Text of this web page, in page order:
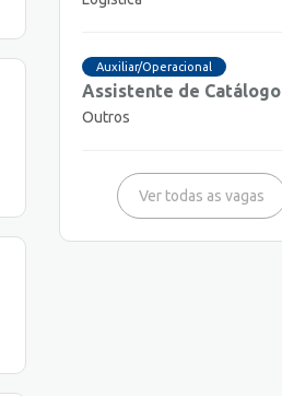
Auxiliar/Operacional
Assistente de Catálogo
Outros
Ver todas as vagas